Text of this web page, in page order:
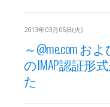
2013年03月05日(火)
～@me.com およ
のIMAP認証形
た